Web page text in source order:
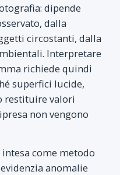
dipende
dalla
circostanti, dalla
Interpretare
richiede quindi
superfici lucide,
restituire valori
non vengono
come metodo
anomalie